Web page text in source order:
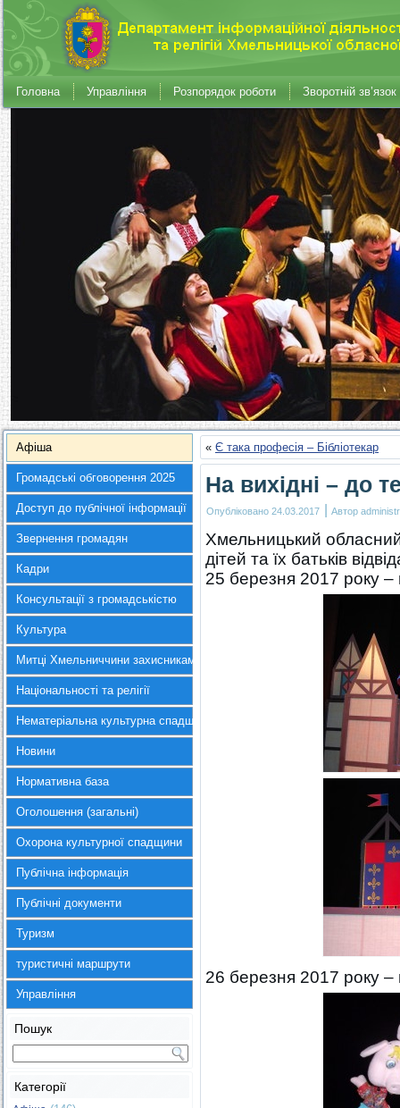
Головна Управління Розпорядок роботи Зворотній зв’язок
Афіша
Громадські обговорення 2025
Доступ до публічної інформації
Звернення громадян
Кадри
Консультації з громадськістю
Культура
Митці Хмельниччини захисникам України
Національності та релігії
Нематеріальна культурна спадщина
Новини
Нормативна база
Оголошення (загальні)
Охорона культурної спадщини
Публічна інформація
Публічні документи
Туризм
туристичні маршрути
Управління
Пошук
Категорії
« Є така професія – Бібліотекар
На вихідні – до
Опубліковано 24.03.2017 | Автор
Хмельницький
дітей та їх батьків
25 березня 2017 року –
26 березня 2017 року –